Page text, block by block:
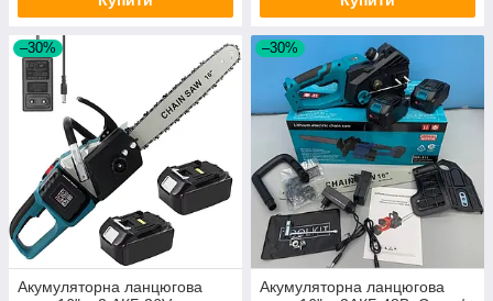
–30%
Акумуляторна ланцюгова
–30%
Акумуляторна ланцюгова